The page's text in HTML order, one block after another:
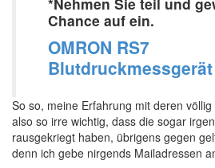
Chance auf ein.
OMRON RS7
Blutdruckmessgerät
So so, meine Erfahrung mit deren
also so irre wichtig, dass die sogar
rausgekriegt haben, übrigens gegen
denn ich gebe nirgends Mailadressen